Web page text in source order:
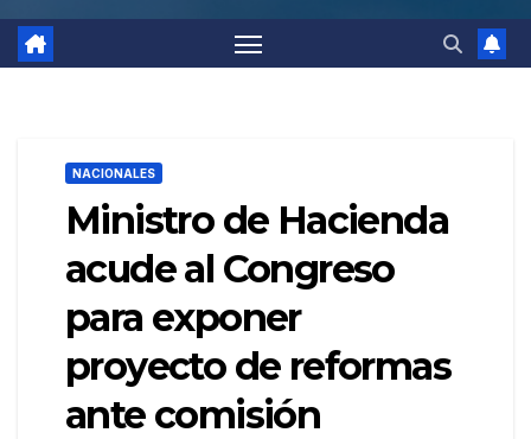
NACIONALES
Ministro de Hacienda
acude al Congreso
para exponer
proyecto de reformas
ante comisión